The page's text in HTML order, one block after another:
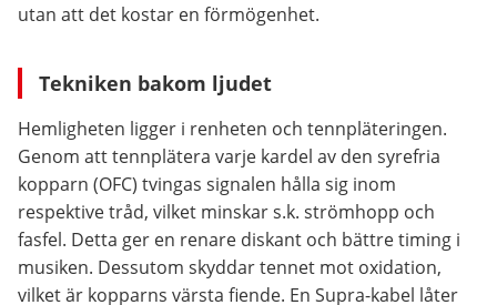
utan att det kostar en förmögenhet.
Tekniken bakom ljudet
Hemligheten ligger i renheten och tennpläteringen.
Genom att tennplätera varje kardel av den syrefria
kopparn (OFC) tvingas signalen hålla sig inom
respektive tråd, vilket minskar s.k. strömhopp och
fasfel. Detta ger en renare diskant och bättre timing i
musiken. Dessutom skyddar tennet mot oxidation,
vilket är kopparns värsta fiende. En Supra-kabel låter